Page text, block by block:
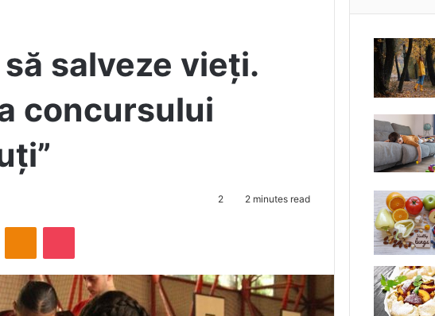
salveze vieți.
concursului
2 2 minutes read